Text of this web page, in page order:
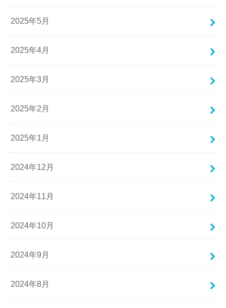
2025年5月
2025年4月
2025年3月
2025年2月
2025年1月
2024年12月
2024年11月
2024年10月
2024年9月
2024年8月